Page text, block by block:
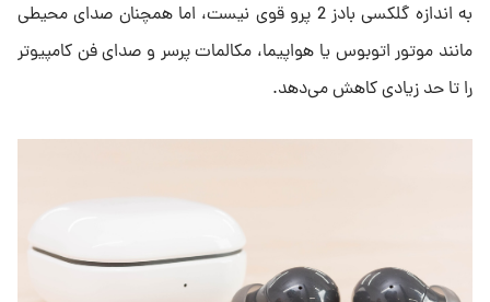
به اندازه گلکسی بادز 2 پرو قوی نیست، اما همچنان صدای محیطی
مانند موتور اتوبوس یا هواپیما، مکالمات پرسر و صدای فن کامپیوتر
را تا حد زیادی کاهش می‌دهد.